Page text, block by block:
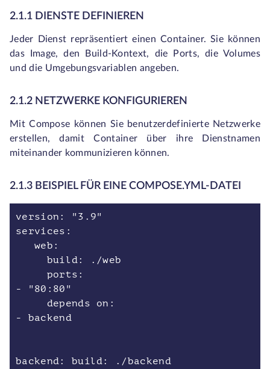
2.1.1 DIENSTE DEFINIEREN
Jeder Dienst repräsentiert einen Container. Sie können
das Image, den Build-Kontext, die Ports, die Volumes
und die Umgebungsvariablen angeben.
2.1.2 NETZWERKE KONFIGURIEREN
Mit Compose können Sie benutzerdefinierte Netzwerke
erstellen, damit Container über ihre Dienstnamen
miteinander kommunizieren können.
2.1.3 BEISPIEL FÜR EINE COMPOSE.YML-DATEI
version: "3.9"
services:
web:
build: ./web
ports:
- "80:80"
depends on:
- backend
backend: build: ./backend